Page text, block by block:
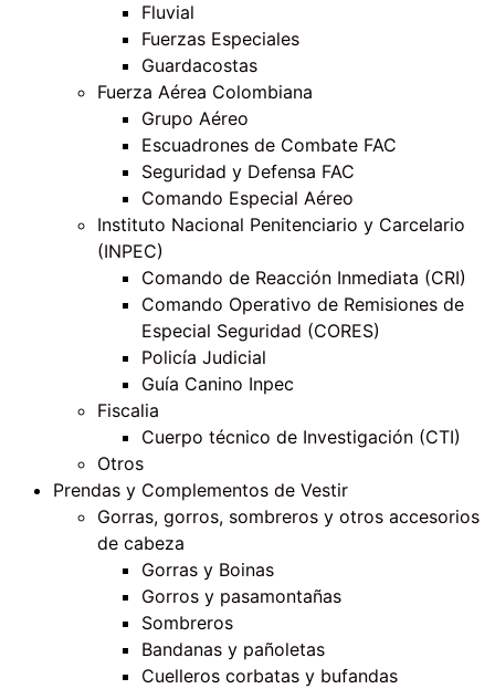
Fluvial
Fuerzas Especiales
Guardacostas
Fuerza Aérea Colombiana
Grupo Aéreo
Escuadrones de Combate FAC
Seguridad y Defensa FAC
Comando Especial Aéreo
Instituto Nacional Penitenciario y Carcelario
(INPEC)
Comando de Reacción Inmediata (CRI)
Comando Operativo de Remisiones de
Especial Seguridad (CORES)
Policía Judicial
Guía Canino Inpec
Fiscalia
Cuerpo técnico de Investigación (CTI)
Otros
Prendas y Complementos de Vestir
Gorras, gorros, sombreros y otros accesorios
de cabeza
Gorras y Boinas
Gorros y pasamontañas
Sombreros
Bandanas y pañoletas
Cuelleros corbatas y bufandas